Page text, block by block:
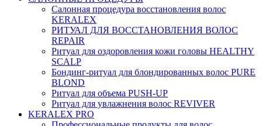
Салонная процедура восстановления волос
KERALEX
РИТУАЛ ДЛЯ ВОССТАНОВЛЕНИЯ ВОЛОС
REPAIR
Ритуал для оздоровления кожи головы HEALTHY
SCALP
Бондинг-ритуал для блондированных волос PURE
BLOND
Ритуал для объема PUSH-UP
Ритуал для увлажнения волос REVIVER
KERALEX PRO